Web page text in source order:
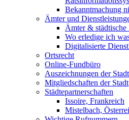
Bekanntmachung
Ämter und
Ämter &
Wo erledige ich
Digitalisierte
Ortsrecht
Online-Fundbüro
Auszeichnungen der Stadt
Mitgliedschaften der Stadt
Städtepartnerschaften
Issoire, Frankreich
Mistelbach,